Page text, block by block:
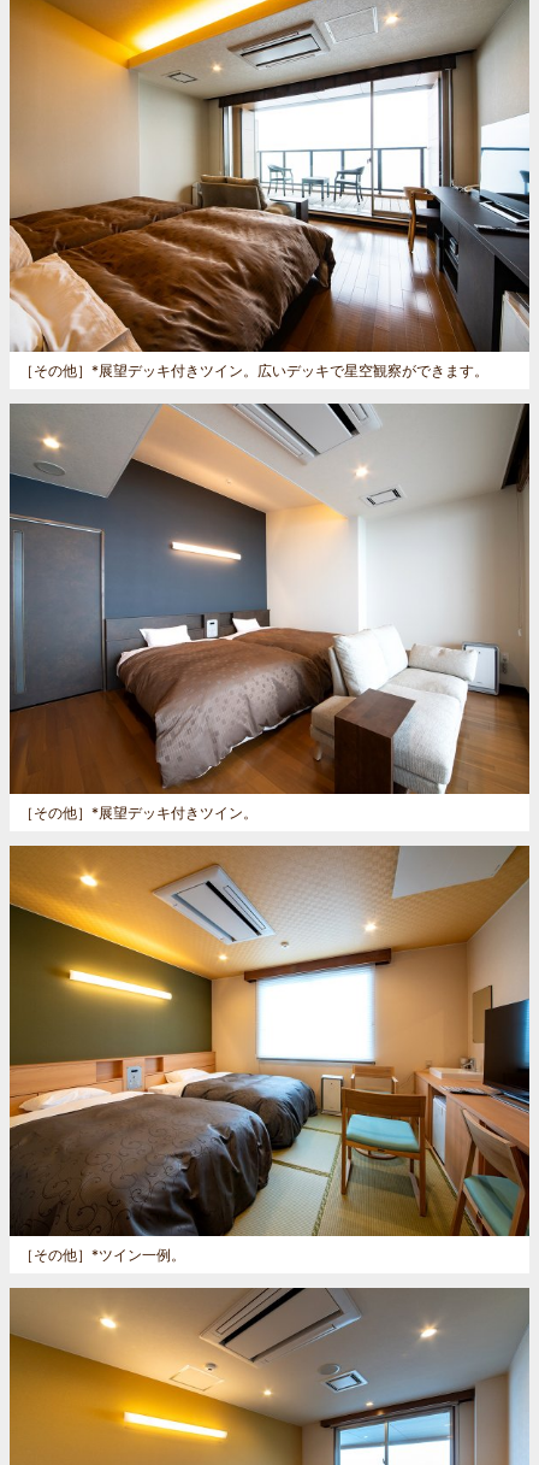
［その他］ *展望デッキ付きツイン。広いデッキで星空観察ができます。
［その他］ *展望デッキ付きツイン。
［その他］ *ツイン一例。